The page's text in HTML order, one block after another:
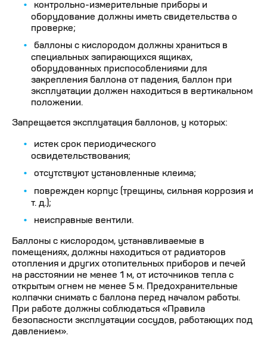
контрольно-измерительные приборы и
оборудование должны иметь свидетельства о
проверке;
баллоны с кислородом должны храниться в
специальных запирающихся ящиках,
оборудованных приспособлениями для
закрепления баллона от падения, баллон при
эксплуатации должен находиться в вертикальном
положении.
Запрещается эксплуатация баллонов, у которых:
истек срок периодического
освидетельствования;
отсутствуют установленные клеима;
поврежден корпус (трещины, сильная коррозия и
т. д.);
неисправные вентили.
Баллоны с кислородом, устанавливаемые в
помещениях, должны находиться от радиаторов
отопления и других отопительных приборов и печей
на расстоянии не менее 1 м, от источников тепла с
открытым огнем не менее 5 м. Предохранительные
колпачки снимать с баллона перед началом работы.
При работе должны соблюдаться «Правила
безопасности эксплуатации сосудов, работающих под
давлением».